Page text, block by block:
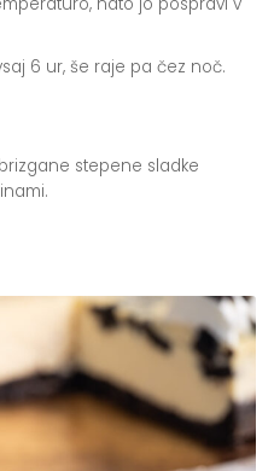
6 ur, še raje pa čez noč.
stepene sladke